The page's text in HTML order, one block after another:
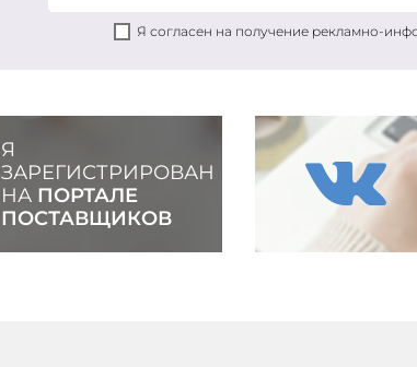
Я согласен на получение рекламно-
Я
ЗАРЕГИСТРИРОВАН
НА ПОРТАЛЕ
ПОСТАВЩИКОВ